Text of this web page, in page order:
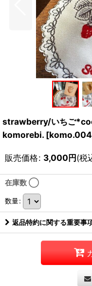
strawberry/いちご
komorebi. [komo.004
販売価格: 3,000円(税
在庫数 ◯
数量:
返品特約に関する重要事